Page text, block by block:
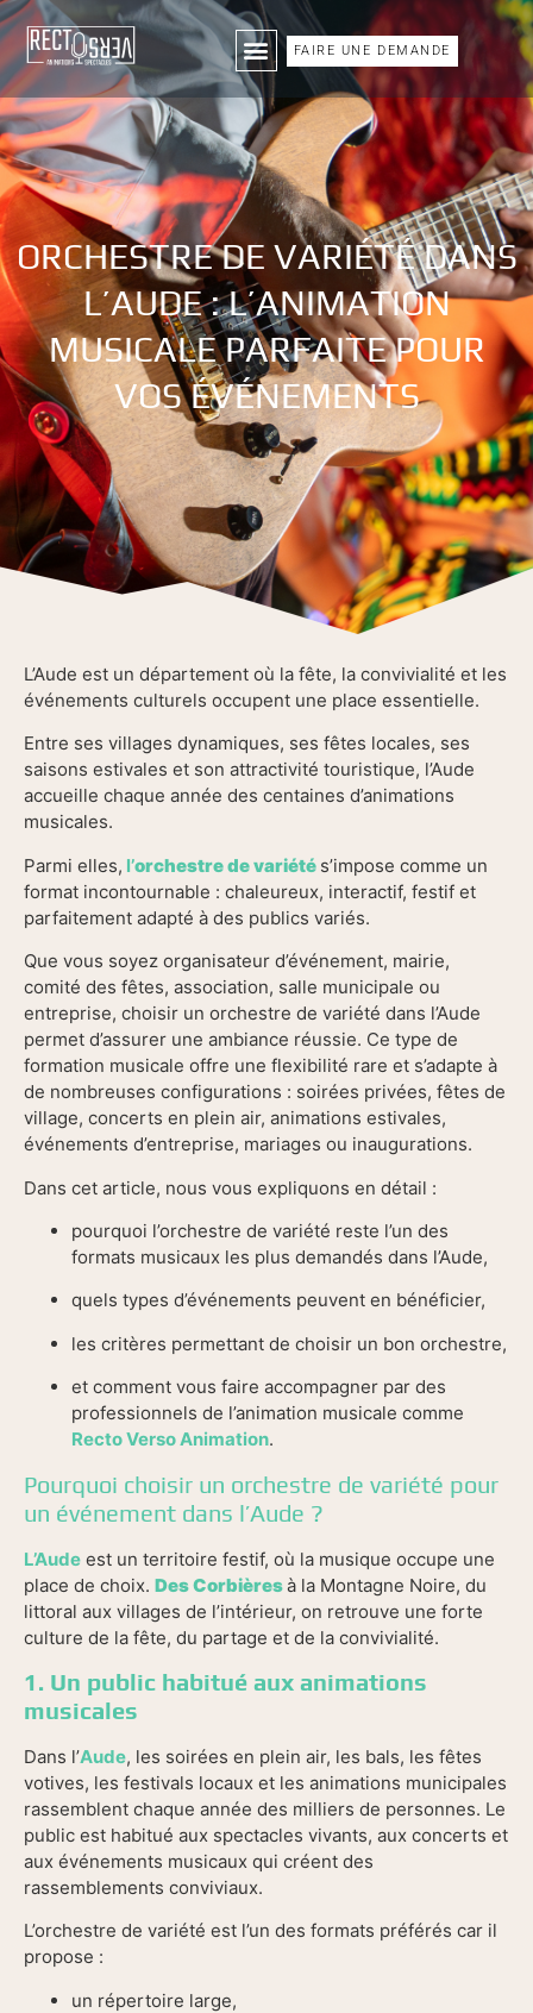
FAIRE UNE DEMANDE
ORCHESTRE DE VARIÉTÉ DANS
L’AUDE : L’ANIMATION
MUSICALE PARFAITE POUR
VOS ÉVÉNEMENTS
L’Aude est un département où la fête, la convivialité et les
événements culturels occupent une place essentielle.
Entre ses villages dynamiques, ses fêtes locales, ses
saisons estivales et son attractivité touristique, l’Aude
accueille chaque année des centaines d’animations
musicales.
Parmi elles, l’orchestre de variété s’impose comme un
format incontournable : chaleureux, interactif, festif et
parfaitement adapté à des publics variés.
Que vous soyez organisateur d’événement, mairie,
comité des fêtes, association, salle municipale ou
entreprise, choisir un orchestre de variété dans l’Aude
permet d’assurer une ambiance réussie. Ce type de
formation musicale offre une flexibilité rare et s’adapte à
de nombreuses configurations : soirées privées, fêtes de
village, concerts en plein air, animations estivales,
événements d’entreprise, mariages ou inaugurations.
Dans cet article, nous vous expliquons en détail :
pourquoi l’orchestre de variété reste l’un des
formats musicaux les plus demandés dans l’Aude,
quels types d’événements peuvent en bénéficier,
les critères permettant de choisir un bon orchestre,
et comment vous faire accompagner par des
professionnels de l’animation musicale comme
Recto Verso Animation.
Pourquoi choisir un orchestre de variété pour
un événement dans l’Aude ?
L’Aude est un territoire festif, où la musique occupe une
place de choix. Des Corbièresà la Montagne Noire, du
littoral aux villages de l’intérieur, on retrouve une forte
culture de la fête, du partage et de la convivialité.
1. Un public habitué aux animations
musicales
Dans l’Aude, les soirées en plein air, les bals, les fêtes
votives, les festivals locaux et les animations municipales
rassemblent chaque année des milliers de personnes. Le
public est habitué aux spectacles vivants, aux concerts et
aux événements musicaux qui créent des
rassemblements conviviaux.
L’orchestre de variété est l’un des formats préférés car il
propose :
un répertoire large,